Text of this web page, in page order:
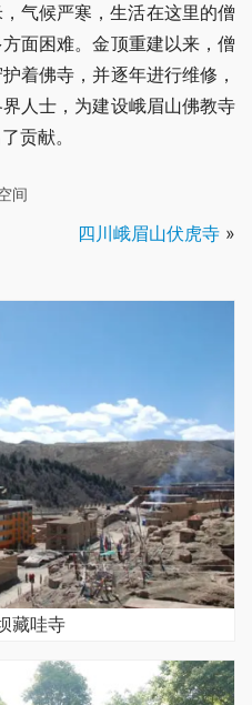
气候严寒，生活在这里的僧
面困难。金顶重建以来，僧
着佛寺，并逐年进行维修，
人士，为建设峨眉山佛教寺
贡献。
间
四川峨眉山伏虎寺 »
藏哇寺